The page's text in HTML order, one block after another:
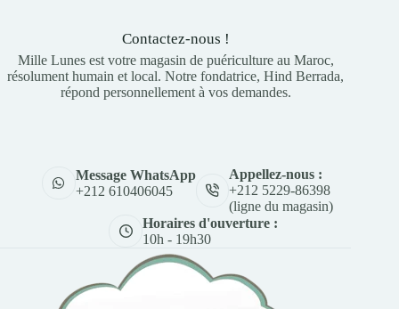
Contactez-nous !
Mille Lunes est votre magasin de puériculture au Maroc,
résolument humain et local. Notre fondatrice, Hind Berrada,
répond personnellement à vos demandes.
Message WhatsApp
+212 610406045
Appellez-nous :
+212 5229-86398
(ligne du magasin)
Horaires d'ouverture :
10h - 19h30